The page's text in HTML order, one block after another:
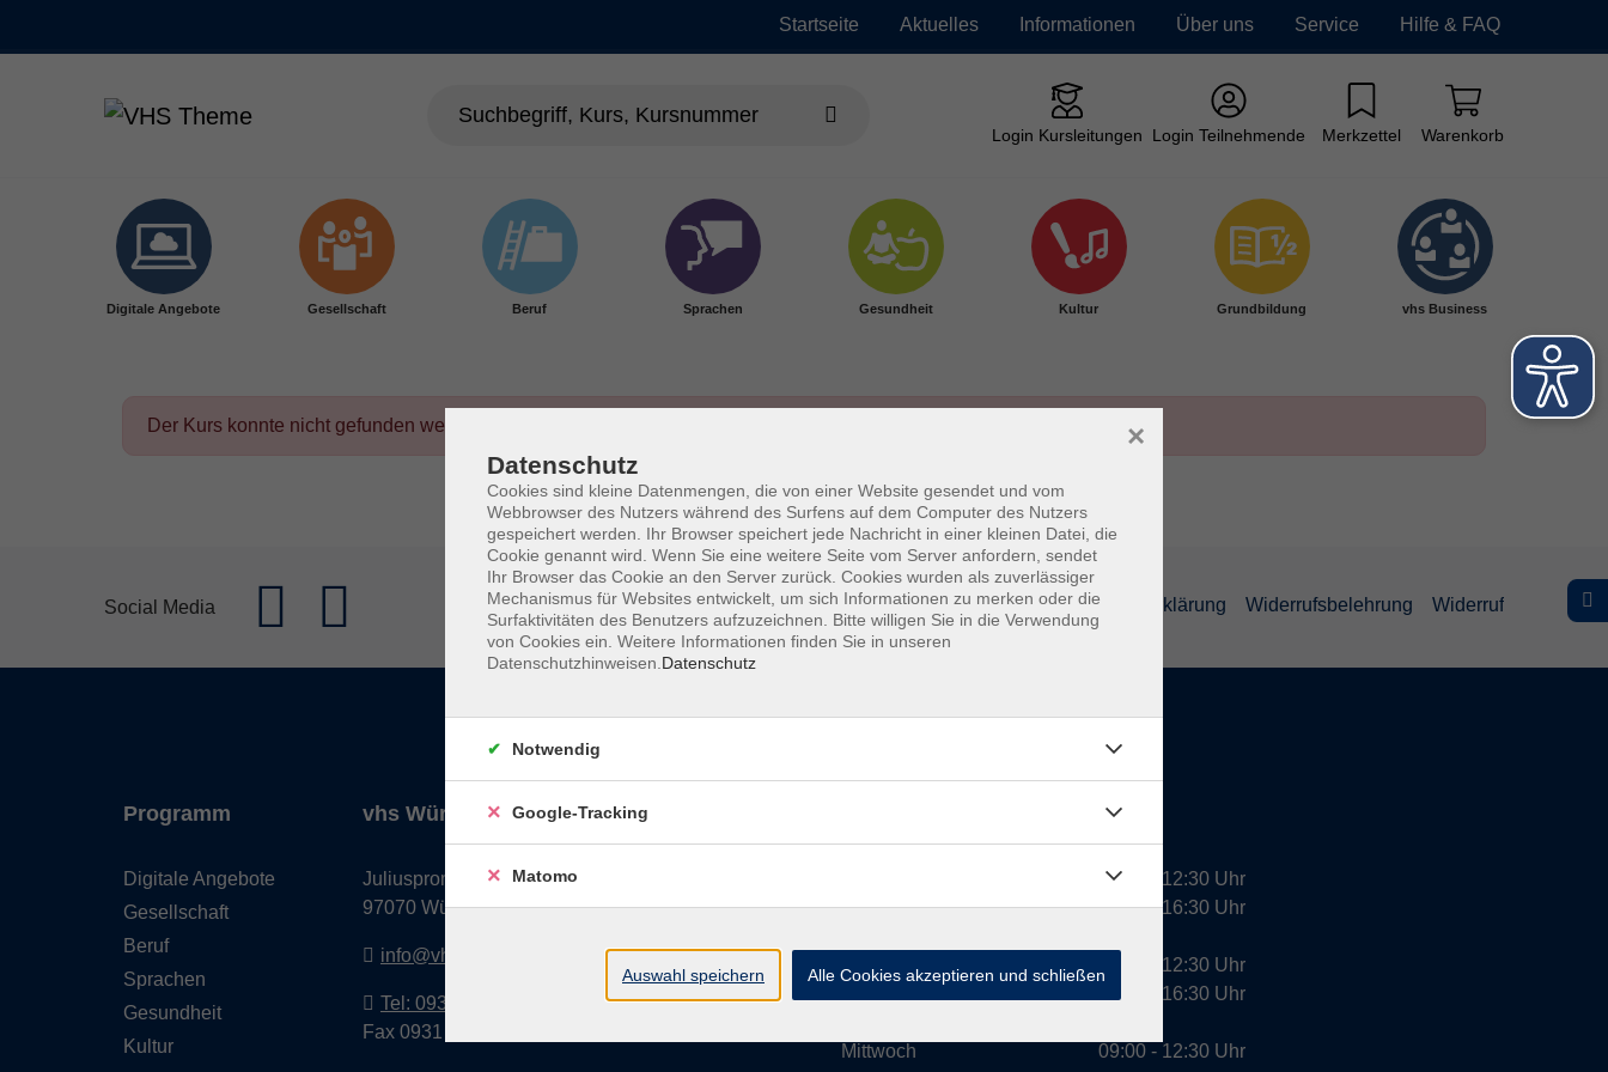
Startseite Aktuelles Informationen Über uns Service Hilfe & FAQ
Login Kursleitungen Login Teilnehmende Merkzettel Warenkorb
Digitale Angebote Gesellschaft Beruf Sprachen Gesundheit Kultur Grundbildung vhs Business
Der Kurs konnte nicht gefunden werden.
Social Media Impressum AGBs Datenschutzerklärung Barrierefreiheitserklärung Widerrufsbelehrung Widerruf
Programm
Digitale Angebote
Gesellschaft
Beruf
Sprachen
Gesundheit
Kultur
vhs Würzburg & Umgebung e. V.
Juliuspromenade 68
97070 Würzburg
info@vhs-wuerzburg.de
Tel: 0931 35593 0
Fax 0931 35593-20
Dienstag
Mittwoch
09:00 - 12:30 Uhr
13:00 - 16:30 Uhr
10:00 - 12:30 Uhr
13:00 - 16:30 Uhr
09:00 - 12:30 Uhr
Datenschutz
Cookies sind kleine Datenmengen, die von einer Website gesendet und vom
Webbrowser des Nutzers während des Surfens auf dem Computer des Nutzers
gespeichert werden. Ihr Browser speichert jede Nachricht in einer kleinen Datei, die
Cookie genannt wird. Wenn Sie eine weitere Seite vom Server anfordern, sendet
Ihr Browser das Cookie an den Server zurück. Cookies wurden als zuverlässiger
Mechanismus für Websites entwickelt, um sich Informationen zu merken oder die
Surfaktivitäten des Benutzers aufzuzeichnen. Bitte willigen Sie in die Verwendung
von Cookies ein. Weitere Informationen finden Sie in unseren
Datenschutzhinweisen. Datenschutz
×
Notwendig
Google-Tracking
Matomo
Auswahl speichern Alle Cookies akzeptieren und schließen